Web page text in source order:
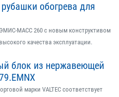
обогрева для
МАСС 260 с новым конструктивом
качества эксплуатации.
блок из нержавеющей
марки VALTEC соответствует